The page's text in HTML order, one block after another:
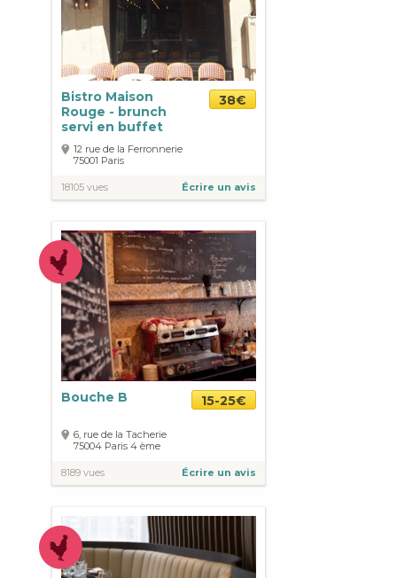
Bistro Maison
Rouge - brunch
servi en buffet
38€
12 rue de la Ferronnerie
75001 Paris
18105 vues Écrire un avis
Bouche B 15-25€
6, rue de la Tacherie
75004 Paris 4 ème
8189 vues Écrire un avis